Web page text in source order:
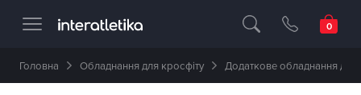
Професійне спортивне обладнання
Головна Обладнання для кросфіту Додаткове обладнання для